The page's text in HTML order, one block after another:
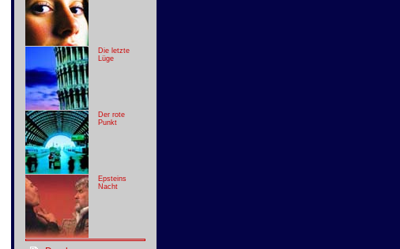
Die letzte
Lüge
Der rote
Punkt
Epsteins
Nacht